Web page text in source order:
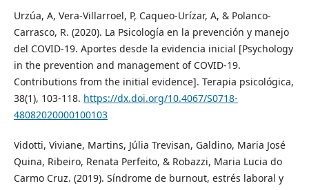
Urzúa, A, Vera-Villarroel, P, Caqueo-Urízar, A, & Polanco-
Carrasco, R. (2020). La Psicología en la prevención y manejo
del COVID-19. Aportes desde la evidencia inicial [Psychology
in the prevention and management of COVID-19.
Contributions from the initial evidence]. Terapia psicológica,
38(1), 103-118. https://dx.doi.org/10.4067/S0718-
48082020000100103
Vidotti, Viviane, Martins, Júlia Trevisan, Galdino, Maria José
Quina, Ribeiro, Renata Perfeito, & Robazzi, Maria Lucia do
Carmo Cruz. (2019). Síndrome de burnout, estrés laboral y